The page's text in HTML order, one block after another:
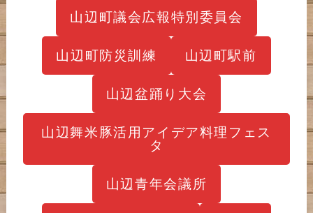
山辺町議会広報特別委員会
山辺町防災訓練 山辺町駅前
山辺盆踊り大会
山辺舞米豚活用アイデア料理フェス
タ
山辺青年会議所